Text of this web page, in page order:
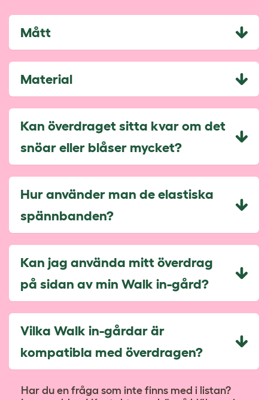
Mått
Material
Kan överdraget sitta kvar om det
snöar eller blåser mycket?
Hur använder man de elastiska
spännbanden?
Kan jag använda mitt överdrag
på sidan av min Walk in-gård?
Vilka Walk in-gårdar är
kompatibla med överdragen?
Har du en fråga som inte finns med i listan?